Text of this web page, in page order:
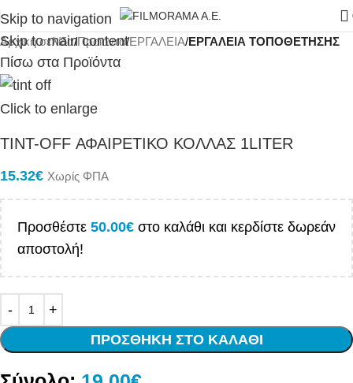
Skip to navigation
Skip to main content
Αρχική σελίδα Προϊόντα ΕΡΓΑΛΕΙΑ ΕΡΓΑΛΕΙΑ ΤΟΠΟΘΕΤΗΣΗΣ
Πίσω στα Προϊόντα
Click to enlarge
TINT-OFF ΑΦΑΙΡΕΤΙΚΟ ΚΟΛΛΑΣ 1LITER
15.32€ Χωρίς ΦΠΑ
Προσθέστε 50.00€ στο καλάθι και κερδίστε δωρεάν
αποστολή!
ΠΡΟΣΘΉΚΗ ΣΤΟ ΚΑΛΆΘΙ